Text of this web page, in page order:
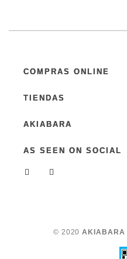
COMPRAS ONLINE
TIENDAS
AKIABARA
AS SEEN ON SOCIAL
© 2020 AKIABARA